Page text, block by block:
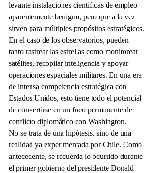
levante instalaciones científicas de empleo
aparentemente benigno, pero que a la vez
sirven para múltiples propósitos estratégicos.
En el caso de los observatorios, pueden
tanto rastrear las estrellas como monitorear
satélites, recopilar inteligencia y apoyar
operaciones espaciales militares. En una era
de intensa competencia estratégica con
Estados Unidos, esto tiene todo el potencial
de convertirse en un foco permanente de
conflicto diplomático con Washington.
No se trata de una hipótesis, sino de una
realidad ya experimentada por Chile. Como
antecedente, se recuerda lo ocurrido durante
el primer gobierno del presidente Donald